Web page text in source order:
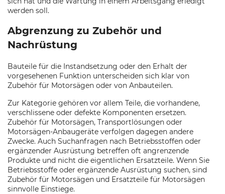
werden soll.
Abgrenzung zu Zubehör und
Nachrüstung
Bauteile für die Instandsetzung oder den Erhalt der
vorgesehenen Funktion unterscheiden sich klar von
Zubehör für Motorsägen oder von Anbauteilen.
Zur Kategorie gehören vor allem Teile, die vorhandene,
verschlissene oder defekte Komponenten ersetzen.
Zubehör für Motorsägen, Transportlösungen oder
Motorsägen-Anbaugeräte verfolgen dagegen andere
Zwecke. Auch Suchanfragen nach Betriebsstoffen oder
ergänzender Ausrüstung betreffen oft angrenzende
Produkte und nicht die eigentlichen Ersatzteile. Wenn Sie
Betriebsstoffe oder ergänzende Ausrüstung suchen, sind
Zubehör für Motorsägen und Ersatzteile für Motorsägen
sinnvolle Einstiege.